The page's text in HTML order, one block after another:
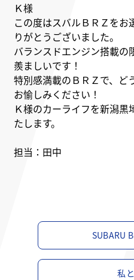
Ｋ様
この度はスバルＢＲＺをお
りがとうございました。
バランスドエンジン搭載の
羨ましいです！
特別感満載のＢＲＺで、ど
お愉しみください！
Ｋ様のカーライフを新潟
たします。
担当：田中
SUBARU
私